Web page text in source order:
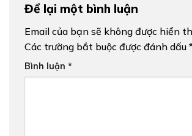
Để lại một bình luận
Email của bạn sẽ không được hiển
Các trường bắt buộc được đánh dấu
Bình luận *